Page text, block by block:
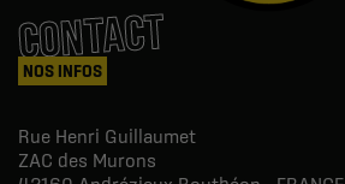
CONTACT
NOS INFOS
Rue Henri Guillaumet
ZAC des Murons